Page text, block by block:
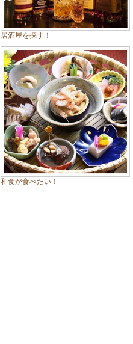
居酒屋を探す！
和食が食べたい！